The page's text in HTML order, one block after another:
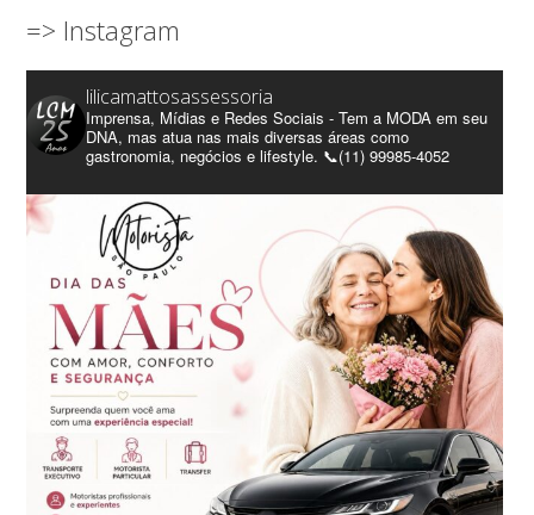
=> Instagram
lilicamattosassessoria
Imprensa, Mídias e Redes Sociais - Tem a MODA em seu
DNA, mas atua nas mais diversas áreas como
gastronomia, negócios e lifestyle. 📞(11) 99985-4052